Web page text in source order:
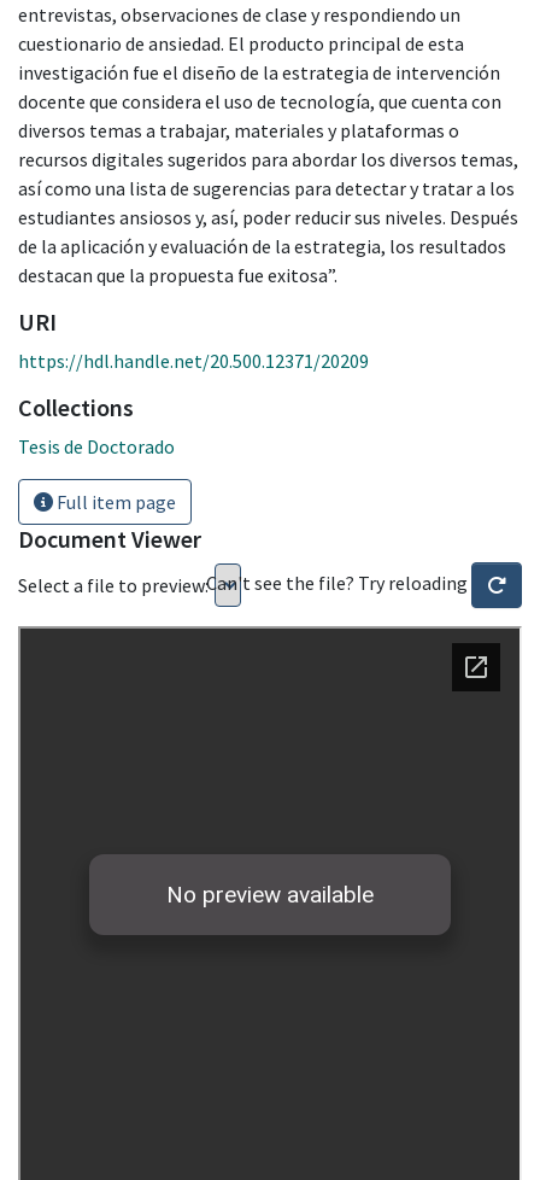
entrevistas, observaciones de clase y respondiendo un
cuestionario de ansiedad. El producto principal de esta
investigación fue el diseño de la estrategia de intervención
docente que considera el uso de tecnología, que cuenta con
diversos temas a trabajar, materiales y plataformas o
recursos digitales sugeridos para abordar los diversos temas,
así como una lista de sugerencias para detectar y tratar a los
estudiantes ansiosos y, así, poder reducir sus niveles. Después
de la aplicación y evaluación de la estrategia, los resultados
destacan que la propuesta fue exitosa”.
URI
https://hdl.handle.net/20.500.12371/20209
Collections
Tesis de Doctorado
Full item page
Document Viewer
Select a file to preview:Can't see the file? Try reloading